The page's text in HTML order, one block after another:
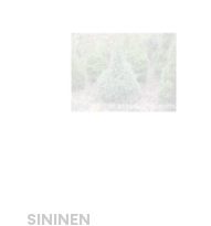
SININEN